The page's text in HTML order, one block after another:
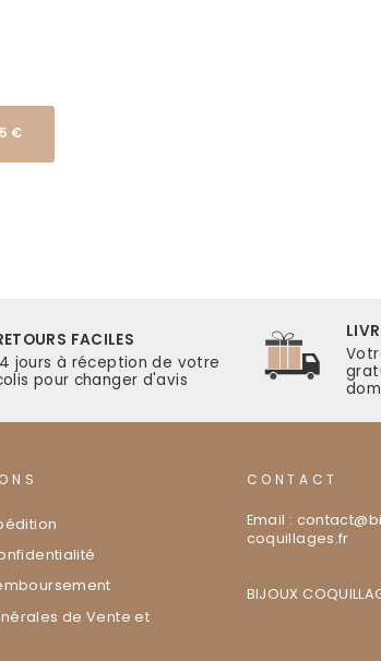
FACILES
jours à réception de votre
pour changer d'avis
de Vente et
CONTACT
Email :
coquillages.fr
BIJOUX